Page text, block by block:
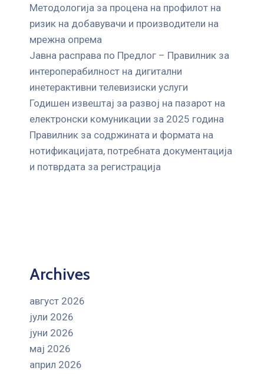
Mетодологија за процена на профилот на
ризик на добавувачи и производители на
мрежна опрема
Јавна расправа по Предлог – Правилник за
интероперабилност на дигитални
инетерактивни телевизиски услуги
Годишен извештај за развој на пазарот на
електронски комуникации за 2025 година
Правилник за содржината и формата на
нотификацијата, потребната документација
и потврдата за регистрација
Archives
август 2026
јули 2026
јуни 2026
мај 2026
април 2026